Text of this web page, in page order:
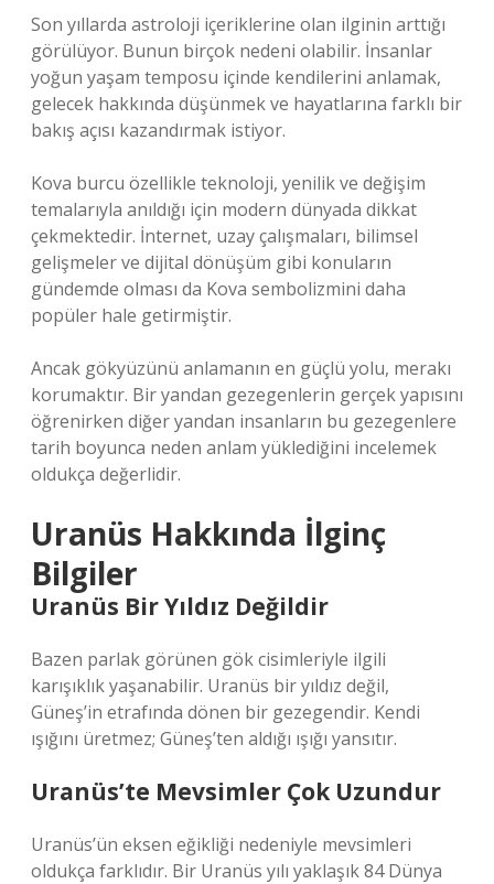
Son yıllarda astroloji içeriklerine olan ilginin arttığı
görülüyor. Bunun birçok nedeni olabilir. İnsanlar
yoğun yaşam temposu içinde kendilerini anlamak,
gelecek hakkında düşünmek ve hayatlarına farklı bir
bakış açısı kazandırmak istiyor.
Kova burcu özellikle teknoloji, yenilik ve değişim
temalarıyla anıldığı için modern dünyada dikkat
çekmektedir. İnternet, uzay çalışmaları, bilimsel
gelişmeler ve dijital dönüşüm gibi konuların
gündemde olması da Kova sembolizmini daha
popüler hale getirmiştir.
Ancak gökyüzünü anlamanın en güçlü yolu, merakı
korumaktır. Bir yandan gezegenlerin gerçek yapısını
öğrenirken diğer yandan insanların bu gezegenlere
tarih boyunca neden anlam yüklediğini incelemek
oldukça değerlidir.
Uranüs Hakkında İlginç
Bilgiler
Uranüs Bir Yıldız Değildir
Bazen parlak görünen gök cisimleriyle ilgili
karışıklık yaşanabilir. Uranüs bir yıldız değil,
Güneş’in etrafında dönen bir gezegendir. Kendi
ışığını üretmez; Güneş’ten aldığı ışığı yansıtır.
Uranüs’te Mevsimler Çok Uzundur
Uranüs’ün eksen eğikliği nedeniyle mevsimleri
oldukça farklıdır. Bir Uranüs yılı yaklaşık 84 Dünya